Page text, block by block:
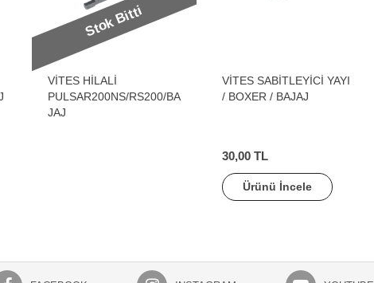
Stok Bitti
VİTES HİLALİ
PULSAR200NS/RS200/BA
JAJ
VİTES SABİTLEYİCİ YAYI
/ BOXER / BAJAJ
30,00 TL
Ürünü İncele